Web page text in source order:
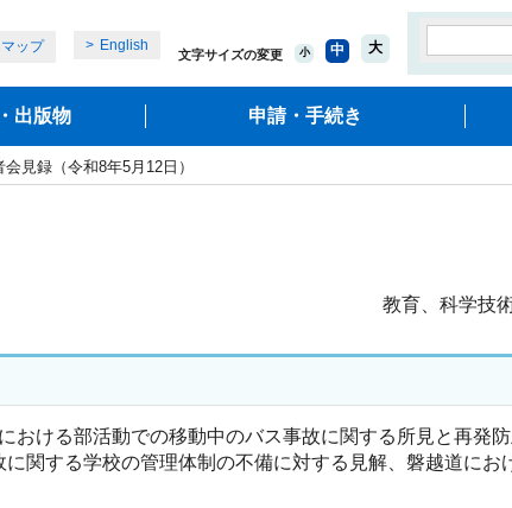
ップ English
文字サイズの変更 小 中 大
出版物 申請・手続き
見録（令和8年5月12日）
教育、科学技
ける部活動での移動中のバス事故に関する所見と再発
関する学校の管理体制の不備に対する見解、磐越道にお